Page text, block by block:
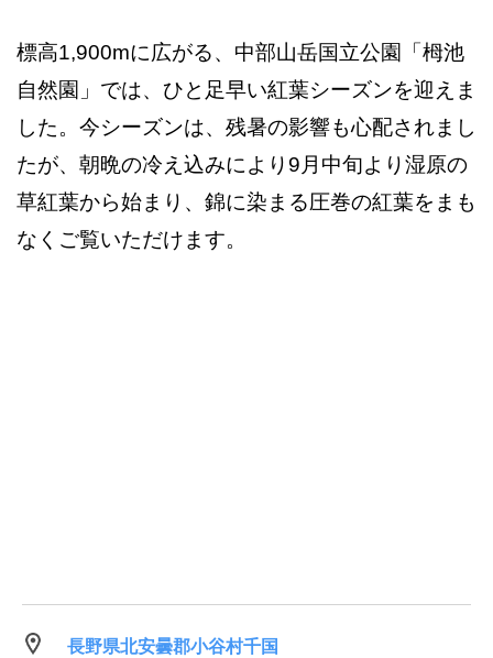
標高1,900mに広がる、中部山岳国立公園「栂池
自然園」では、ひと足早い紅葉シーズンを迎えま
した。今シーズンは、残暑の影響も心配されまし
たが、朝晩の冷え込みにより9月中旬より湿原の
草紅葉から始まり、錦に染まる圧巻の紅葉をまも
なくご覧いただけます。
長野県北安曇郡小谷村千国